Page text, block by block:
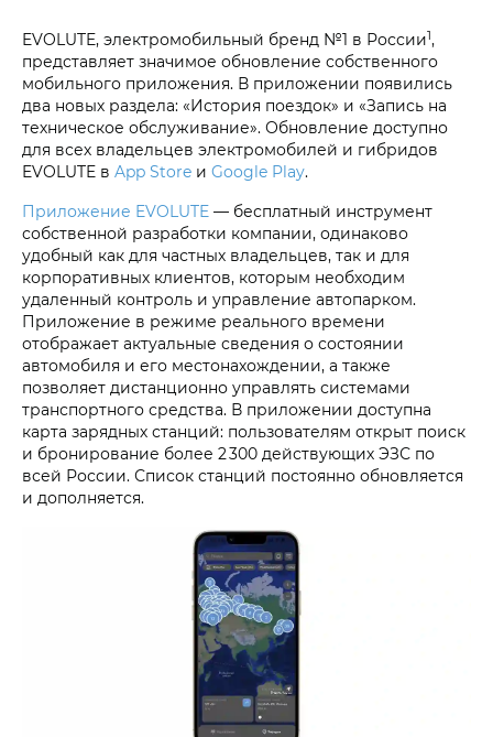
EVOLUTE, электромобильный бренд №1 в России1,
представляет значимое обновление собственного
мобильного приложения. В приложении появились
два новых раздела: «История поездок» и «Запись на
техническое обслуживание». Обновление доступно
для всех владельцев электромобилей и гибридов
EVOLUTE в App Store и Google Play.
Приложение EVOLUTE — бесплатный инструмент
собственной разработки компании, одинаково
удобный как для частных владельцев, так и для
корпоративных клиентов, которым необходим
удаленный контроль и управление автопарком.
Приложение в режиме реального времени
отображает актуальные сведения о состоянии
автомобиля и его местонахождении, а также
позволяет дистанционно управлять системами
транспортного средства. В приложении доступна
карта зарядных станций: пользователям открыт поиск
и бронирование более 2 300 действующих ЭЗС по
всей России. Список станций постоянно обновляется
и дополняется.